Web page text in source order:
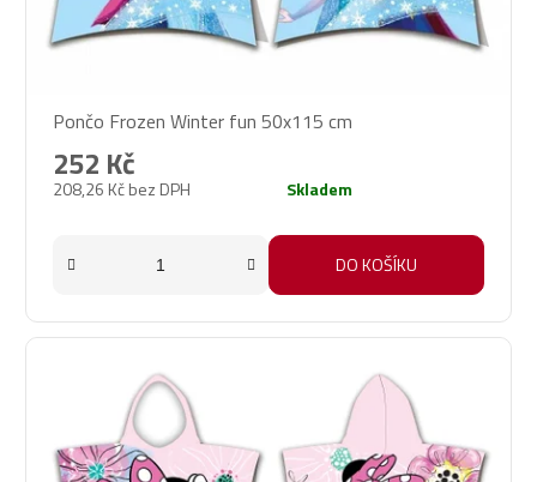
Pončo Frozen Winter fun 50x115 cm
208,26 Kč bez DPH
252 Kč
Skladem
DO KOŠÍKU